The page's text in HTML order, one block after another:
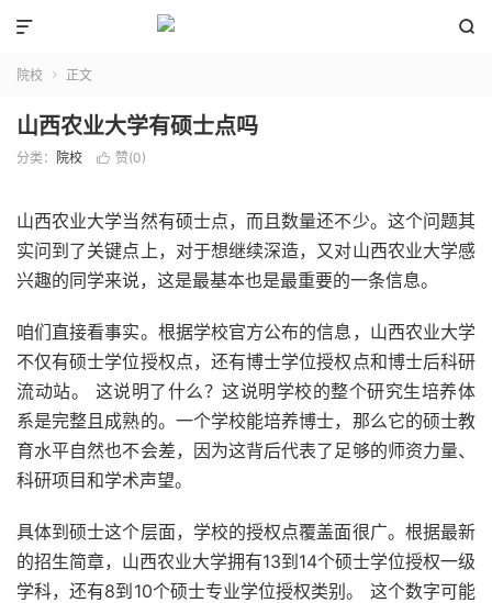


院校  正文
山西农业大学有硕士点吗
分类： 院校  赞(0)
山西农业大学当然有硕士点，而且数量还不少。这个问题其
实问到了关键点上，对于想继续深造，又对山西农业大学感
兴趣的同学来说，这是最基本也是最重要的一条信息。
咱们直接看事实。根据学校官方公布的信息，山西农业大学
不仅有硕士学位授权点，还有博士学位授权点和博士后科研
流动站。 这说明了什么？这说明学校的整个研究生培养体
系是完整且成熟的。一个学校能培养博士，那么它的硕士教
育水平自然也不会差，因为这背后代表了足够的师资力量、
科研项目和学术声望。
具体到硕士这个层面，学校的授权点覆盖面很广。根据最新
的招生简章，山西农业大学拥有13到14个硕士学位授权一级
学科，还有8到10个硕士专业学位授权类别。 这个数字可能